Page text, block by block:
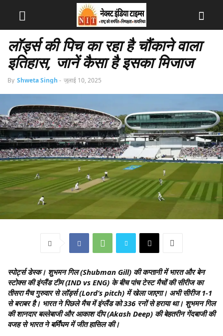
लॉर्ड्स की पिच का रहा है चौंकाने वाला
इतिहास, जानें कैसा है इसका मिजाज
By Shweta Singh - जुलाई 10, 2025
स्पोर्ट्स डेस्क। शुभमन गिल (Shubman Gill) की कप्तानी में भारत और बेन
स्टोक्स की इंग्लैंड टीम (IND vs ENG) के बीच पांच टेस्ट मैचों की सीरीज का
तीसरा मैच गुरुवार से लॉर्ड्स (Lord’s pitch) में खेला जाएगा। अभी सीरीज 1-1
से बराबर है। भारत ने पिछले मैच में इंग्लैंड को 336 रनों से हराया था। शुभमन गिल
की शानदार बल्लेबाजी और आकाश दीप (Akash Deep) की बेहतरीन गेंदबाजी की
वजह से भारत ने बर्मिंघम में जीत हासिल की।